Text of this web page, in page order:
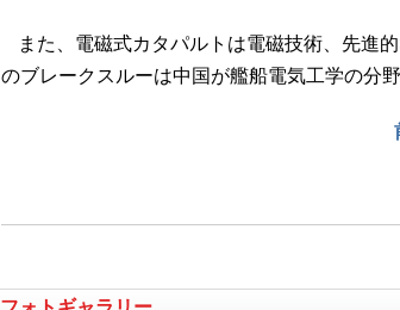
また、電磁式カタパルトは電磁技術、先進
のブレークスルーは中国が艦船電気工学の分